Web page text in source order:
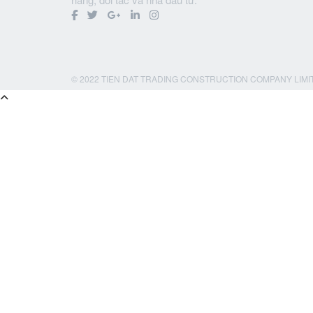
© 2022 TIEN DAT TRADING CONSTRUCTION COMPANY